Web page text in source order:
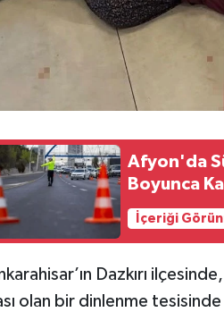
Afyon'da
Boyunca
İçeriği
Dazkırı
olan bir dinlenme